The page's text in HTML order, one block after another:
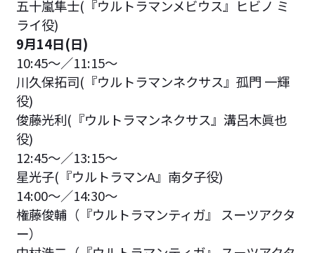
五十嵐隼士(『ウルトラマンメビウス』ヒビノ ミ
ライ役)
9月14日(日)
10:45〜／11:15～
川久保拓司(『ウルトラマンネクサス』孤門 一輝
役)
俊藤光利(『ウルトラマンネクサス』溝呂木眞也
役)
12:45〜／13:15～
星光子(『ウルトラマンA』南夕子役)
14:00〜／14:30～
権藤俊輔（『ウルトラマンティガ』 スーツアクタ
ー）